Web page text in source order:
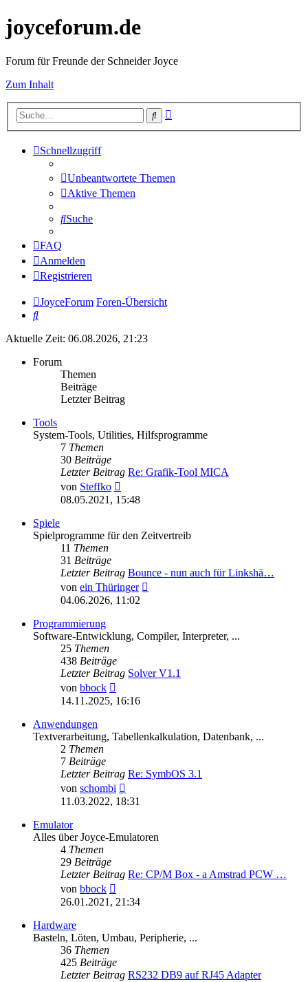
joyceforum.de
Forum für Freunde der Schneider Joyce
Zum Inhalt
Suche
Schnellzugriff
Unbeantwortete Themen
Aktive Themen
Suche
FAQ
Anmelden
Registrieren
JoyceForum Foren-Übersicht
Suche
Aktuelle Zeit: 06.08.2026, 21:23
Forum
Themen
Beiträge
Letzter Beitrag
Tools
System-Tools, Utilities, Hilfsprogramme
7 Themen
30 Beiträge
Letzter Beitrag Re: Grafik-Tool MICA
von Steffko
Beitrag
08.05.2021, 15:48
Spiele
Spielprogramme für den Zeitvertreib
11 Themen
31 Beiträge
Letzter Beitrag Bounce - nun auch für Linkshä…
von ein Thüringer
04.06.2026, 11:02
Programmierung
Software-Entwicklung, Compiler, Interpreter, ...
25 Themen
438 Beiträge
Letzter Beitrag Solver V1.1
von bbock
Beitrag
14.11.2025, 16:16
Anwendungen
Textverarbeitung, Tabellenkalkulation, Datenbank, ...
2 Themen
7 Beiträge
Letzter Beitrag Re: SymbOS 3.1
von schombi
Beitrag
11.03.2022, 18:31
Emulator
Alles über Joyce-Emulatoren
4 Themen
29 Beiträge
Letzter Beitrag Re: CP/M Box - a Amstrad PCW …
von bbock
Beitrag
26.01.2021, 21:34
Hardware
Basteln, Löten, Umbau, Peripherie, ...
36 Themen
425 Beiträge
Letzter Beitrag RS232 DB9 auf RJ45 Adapter